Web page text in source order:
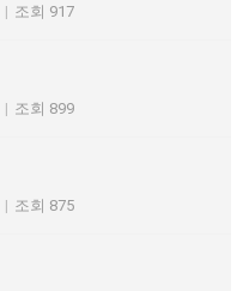
| 조회 917
| 조회 899
| 조회 875